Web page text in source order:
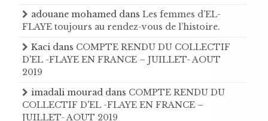
adouane mohamed dans Les femmes d’EL-
FLAYE toujours au rendez-vous de l’histoire .
Kaci dans COMPTE RENDU DU COLLECTIF
D'EL -FLAYE EN FRANCE – JUILLET- AOUT
2019
imadali mourad dans COMPTE RENDU DU
COLLECTIF D'EL -FLAYE EN FRANCE –
JUILLET- AOUT 2019